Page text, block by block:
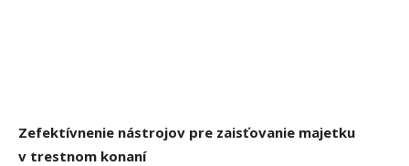
Zefektívnenie nástrojov pre zaisťovanie majetku
v trestnom konaní